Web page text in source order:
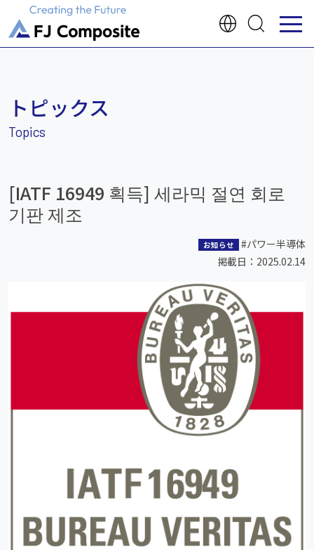
トピックス
[IATF 16949 획득] 세라믹 절연 회로
기판 제조
お知らせ
#パワー半導体
掲載日：2025.02.14